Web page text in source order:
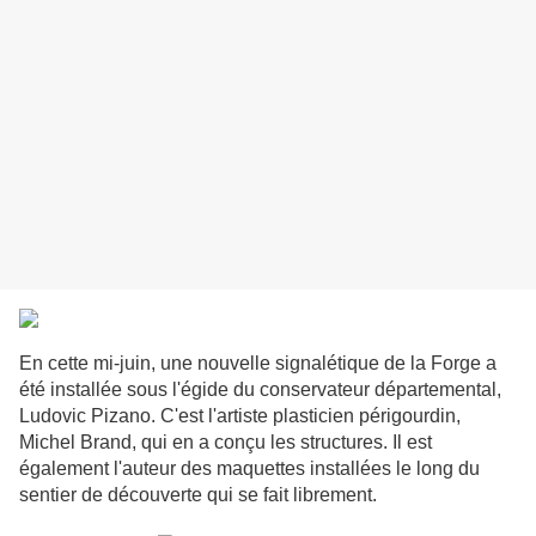
En cette mi-juin, une nouvelle signalétique de la Forge a
été installée sous l'égide du conservateur départemental,
Ludovic Pizano. C'est l'artiste plasticien périgourdin,
Michel Brand, qui en a conçu les structures. Il est
également l'auteur des maquettes installées le long du
sentier de découverte qui se fait librement.